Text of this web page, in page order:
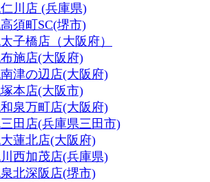
川店 (兵庫県)
須町SC(堺市)
子橋店（大阪府）
施店(大阪府)
津の辺店(大阪府)
本店(大阪市)
泉万町店(大阪府)
田店(兵庫県三田市)
蓮北店(大阪府)
西加茂店(兵庫県)
北深阪店(堺市)